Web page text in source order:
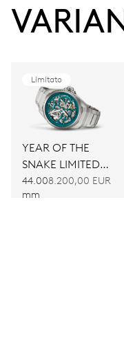
Limitato
YEAR OF THE
SNAKE LIMITED
EDITION
44.00
mm
8.200,00 EUR